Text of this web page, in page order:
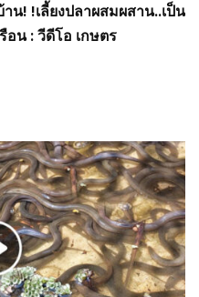
น! !เลี้ยงปลาผสมผสาน..เป็น
แหล่งอาหารลดรายจ่ายในครัวเรือน : วีดีโอ เกษตร